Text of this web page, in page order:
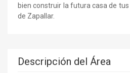
bien construir la futura casa de
de Zapallar.
Descripción del Área